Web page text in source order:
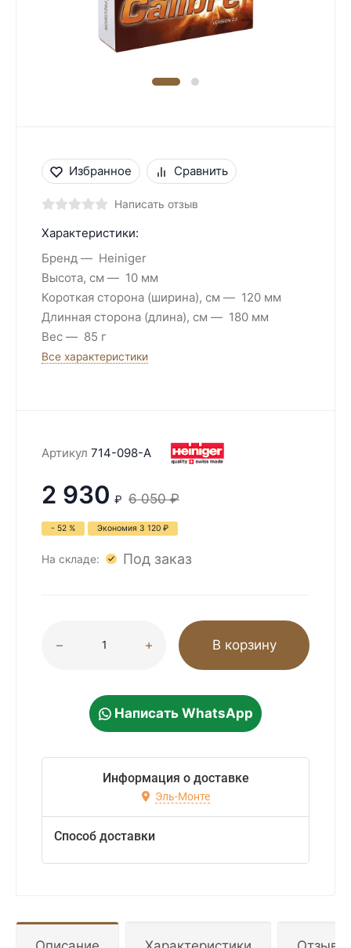
Избранное Сравнить
Написать отзыв
Характеристики:
Бренд
Heiniger
Высота, см
10 мм
Короткая сторона (ширина), см
120 мм
Длинная сторона (длина), см
180 мм
Вес
85 г
Все характеристики
Артикул 714-098-A
2 930 ₽ 6 050 ₽
- 52 % Экономия 3 120 ₽
На складе: Под заказ
В корзину
Написать WhatsApp
Информация о доставке
Эль-Монте
Способ доставки